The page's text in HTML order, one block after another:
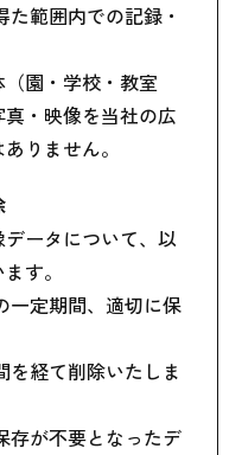
範囲内での記録・
園・学校・教室
・映像を当社の広
りません。
ータについて、以
す。
一定期間、適切に保
を経て削除いたしま
存が不要となったデ